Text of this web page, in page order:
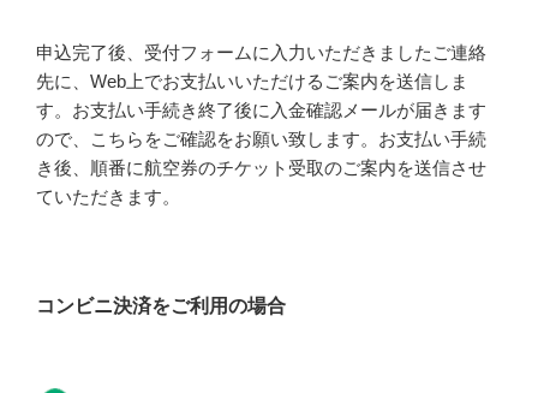
申込完了後、受付フォームに入力いただきましたご連絡
先に、Web上でお支払いいただけるご案内を送信しま
す。お支払い手続き終了後に入金確認メールが届きます
ので、こちらをご確認をお願い致します。お支払い手続
き後、順番に航空券のチケット受取のご案内を送信させ
ていただきます。
コンビニ決済をご利用の場合